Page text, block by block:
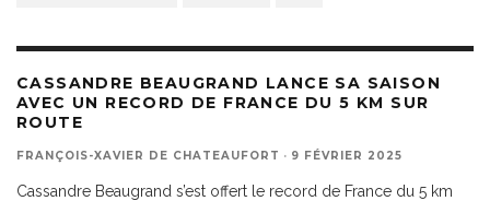
CASSANDRE BEAUGRAND LANCE SA SAISON
AVEC UN RECORD DE FRANCE DU 5 KM SUR
ROUTE
FRANÇOIS-XAVIER DE CHATEAUFORT · 9 FÉVRIER 2025
Cassandre Beaugrand s’est offert le record de France du 5 km